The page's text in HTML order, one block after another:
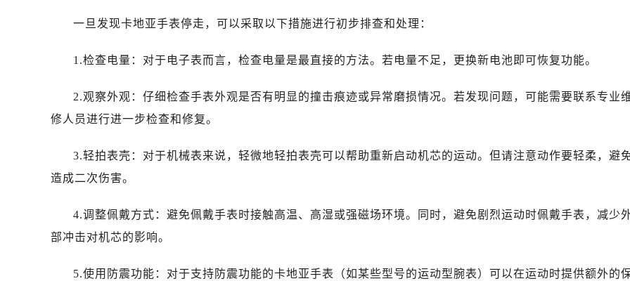
一旦发现卡地亚手表停走，可以采取以下措施进行初步排查和处理：
1.检查电量：对于电子表而言，检查电量是最直接的方法。若电量不足，更换新电池即可恢复功能。
2.观察外观：仔细检查手表外观是否有明显的撞击痕迹或异常磨损情况。若发现问题，可能需要联系专业
修人员进行进一步检查和修复。
3.轻拍表壳：对于机械表来说，轻微地轻拍表壳可以帮助重新启动机芯的运动。但请注意动作要轻柔，避
造成二次伤害。
4.调整佩戴方式：避免佩戴手表时接触高温、高湿或强磁场环境。同时，避免剧烈运动时佩戴手表，减少
部冲击对机芯的影响。
5.使用防震功能：对于支持防震功能的卡地亚手表（如某些型号的运动型腕表）可以在运动时提供额外的